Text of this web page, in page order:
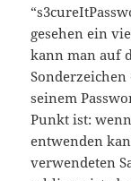
gesehen ein
kann man auf
seinem
Punkt ist:
entwenden
verwendeten